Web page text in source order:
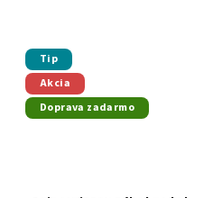
Tip
Akcia
Doprava zadarmo